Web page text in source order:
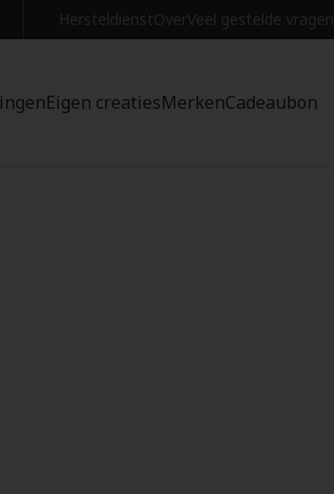
HersteldienstOverVeel gestelde vragen
Eigen creatiesMerkenCadeaubon